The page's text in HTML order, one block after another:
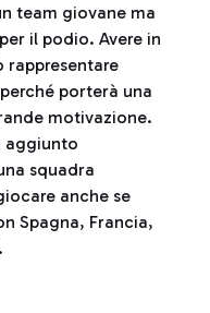
team giovane ma
il podio. Avere in
rappresentare
porterà una
motivazione.
aggiunto
squadra
anche se
Spagna, Francia,